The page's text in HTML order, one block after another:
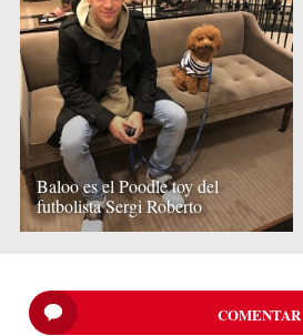
Baloo es el Poodle toy del
futbolista Sergi Roberto
COMENTAR